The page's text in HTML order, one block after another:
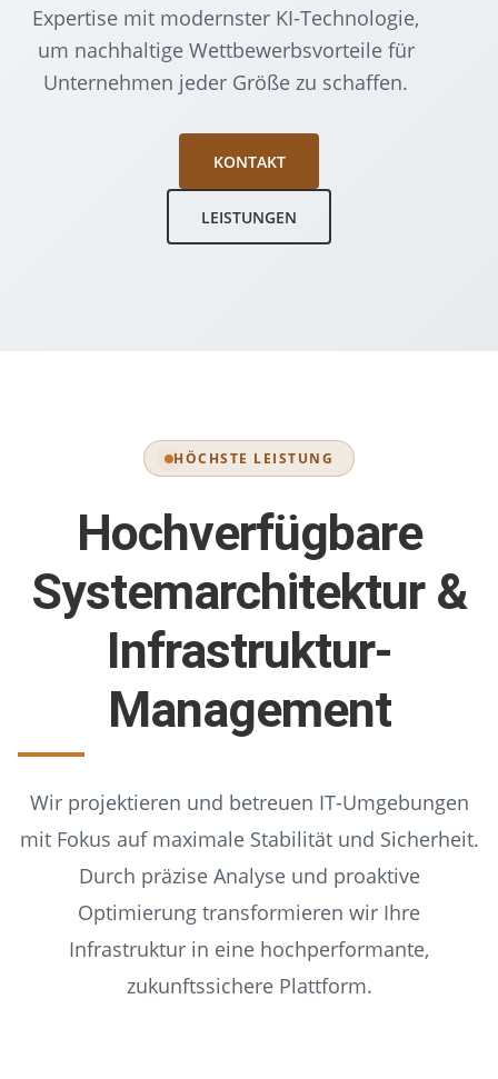
Expertise mit modernster KI-Technologie,
um nachhaltige Wettbewerbsvorteile für
Unternehmen jeder Größe zu schaffen.
KONTAKT
LEISTUNGEN
HÖCHSTE LEISTUNG
Hochverfügbare
Systemarchitektur &
Infrastruktur-
Management
Wir projektieren und betreuen IT-Umgebungen
mit Fokus auf maximale Stabilität und Sicherheit.
Durch präzise Analyse und proaktive
Optimierung transformieren wir Ihre
Infrastruktur in eine hochperformante,
zukunftssichere Plattform.